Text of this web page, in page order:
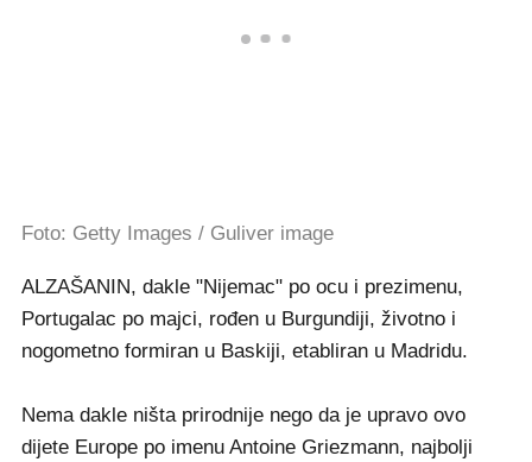
Foto: Getty Images / Guliver image
ALZAŠANIN, dakle "Nijemac" po ocu i prezimenu,
Portugalac po majci, rođen u Burgundiji, životno i
nogometno formiran u Baskiji, etabliran u Madridu.
Nema dakle ništa prirodnije nego da je upravo ovo
dijete Europe po imenu Antoine Griezmann, najbolji